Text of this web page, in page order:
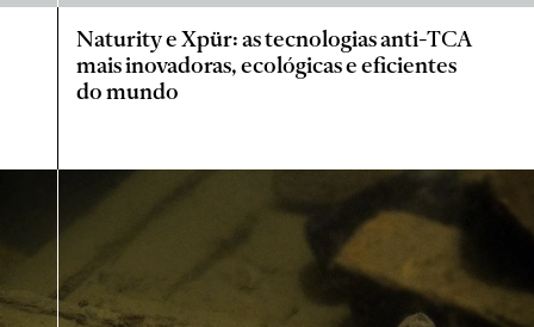
Naturity e Xpür: as tecnologias anti-TCA
mais inovadoras, ecológicas e eficientes
do mundo